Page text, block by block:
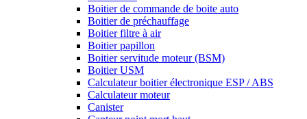
Boitier de commande de boite auto
Boitier de préchauffage
Boitier filtre à air
Boitier papillon
Boitier servitude moteur (BSM)
Boitier USM
Calculateur boitier électronique ESP / ABS
Calculateur moteur
Canister